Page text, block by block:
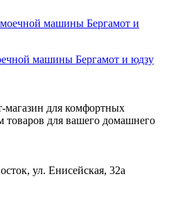
машины Бергамот и юдзу
магазин для комфортных
для вашего домашнего
ул. Енисейская, 32а